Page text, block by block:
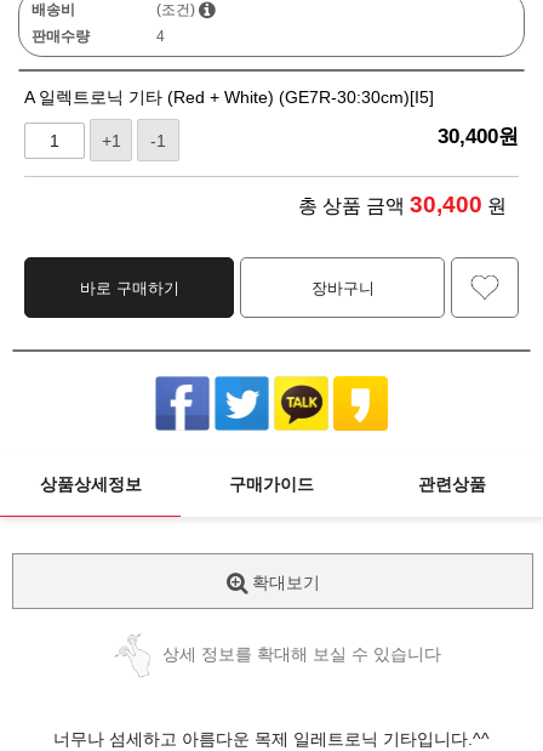
배송비
(조건)
판매수량
4
A 일렉트로닉 기타 (Red + White) (GE7R-30:30cm)[I5]
+1 -1 30,400원
총 상품 금액 30,400 원
바로 구매하기 장바구니
상품상세정보 구매가이드 관련상품
확대보기
상세 정보를 확대해 보실 수 있습니다
너무나 섬세하고 아름다운 목제 일레트로닉 기타입니다.^^